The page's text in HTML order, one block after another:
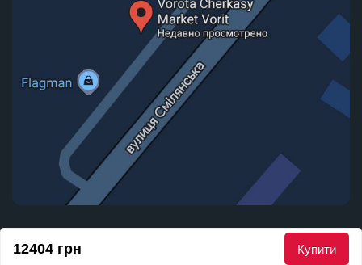
12404 грн Купити
© 2010 - 2026 Маркет Воріт. Всі права захищені